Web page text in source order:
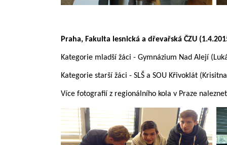
Praha, Fakulta lesnická a dřevařská ČZU
Kategorie mladší žáci - Gymnázium Nad Alejí
Kategorie starší žáci - SLŠ a SOU Křivoklát
Více fotografií z regionálního kola v Praze